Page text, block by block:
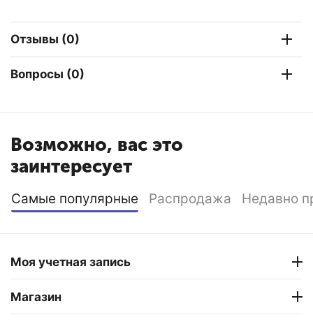
Отзывы (0)
Вопросы (0)
Возможно, вас это
заинтересует
Самые популярные Распродажа Недавно
Моя учетная запись
Магазин